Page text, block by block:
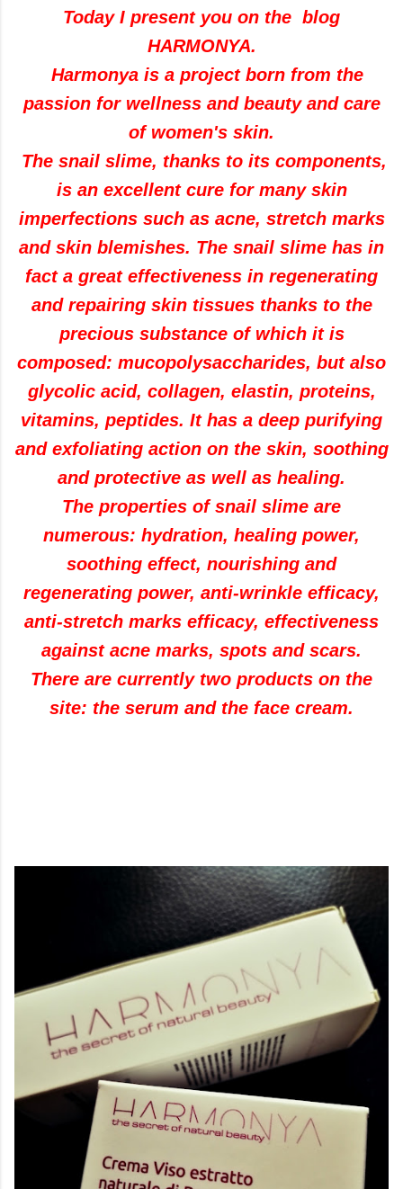
Today I present you on the blog
HARMONYA.
Harmonya is a project born from the
passion for wellness and beauty and care
of women's skin.
The snail slime, thanks to its components,
is an excellent cure for many skin
imperfections such as acne, stretch marks
and skin blemishes. The snail slime has in
fact a great effectiveness in regenerating
and repairing skin tissues thanks to the
precious substance of which it is
composed: mucopolysaccharides, but also
glycolic acid, collagen, elastin, proteins,
vitamins, peptides. It has a deep purifying
and exfoliating action on the skin, soothing
and protective as well as healing.
The properties of snail slime are
numerous: hydration, healing power,
soothing effect, nourishing and
regenerating power, anti-wrinkle efficacy,
anti-stretch marks efficacy, effectiveness
against acne marks, spots and scars.
There are currently two products on the
site: the serum and the face cream.